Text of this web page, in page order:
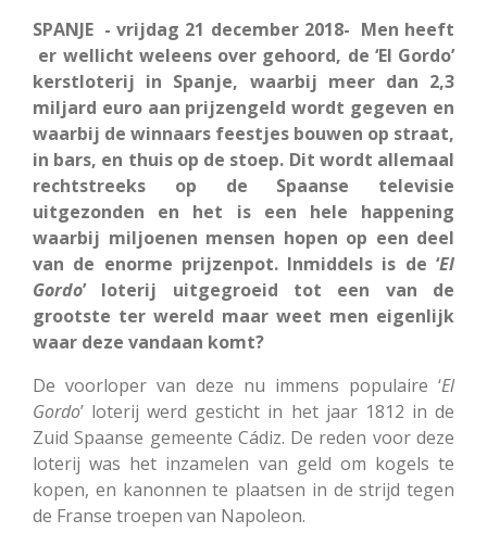
SPANJE - vrijdag 21 december 2018- Men heeft
er wellicht weleens over gehoord, de ‘El Gordo’
kerstloterij in Spanje, waarbij meer dan 2,3
miljard euro aan prijzengeld wordt gegeven en
waarbij de winnaars feestjes bouwen op straat,
in bars, en thuis op de stoep. Dit wordt allemaal
rechtstreeks op de Spaanse televisie
uitgezonden en het is een hele happening
waarbij miljoenen mensen hopen op een deel
van de enorme prijzenpot. Inmiddels is de ‘El
Gordo’ loterij uitgegroeid tot een van de
grootste ter wereld maar weet men eigenlijk
waar deze vandaan komt?
De voorloper van deze nu immens populaire ‘El
Gordo’ loterij werd gesticht in het jaar 1812 in de
Zuid Spaanse gemeente Cádiz. De reden voor deze
loterij was het inzamelen van geld om kogels te
kopen, en kanonnen te plaatsen in de strijd tegen
de Franse troepen van Napoleon.